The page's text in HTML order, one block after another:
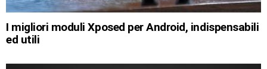
I migliori moduli Xposed per Android, indispensabili
ed utili